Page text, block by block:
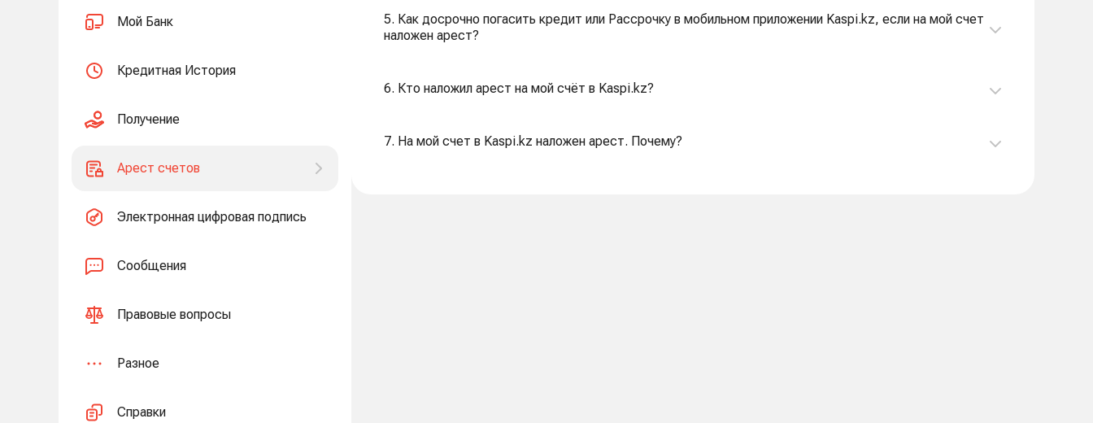
Мой Банк
Кредитная История
Получение
Арест счетов
Электронная цифровая подпись
Сообщения
Правовые вопросы
Разное
Справки
5. Как досрочно погасить кредит или Рассрочку в мобильном приложении Kaspi.kz, если на мой счет
наложен арест?
6. Кто наложил арест на мой счёт в Kaspi.kz?
7. На мой счет в Kaspi.kz наложен арест. Почему?